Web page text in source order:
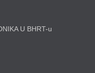
U BHRT-u